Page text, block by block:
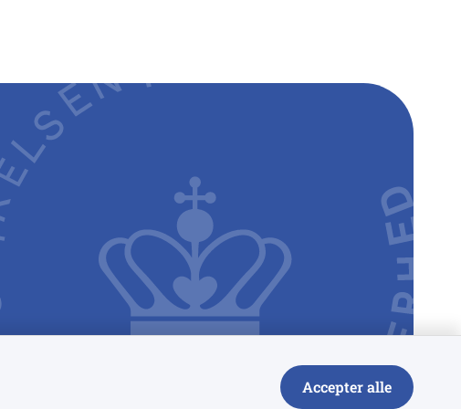
Accepter alle